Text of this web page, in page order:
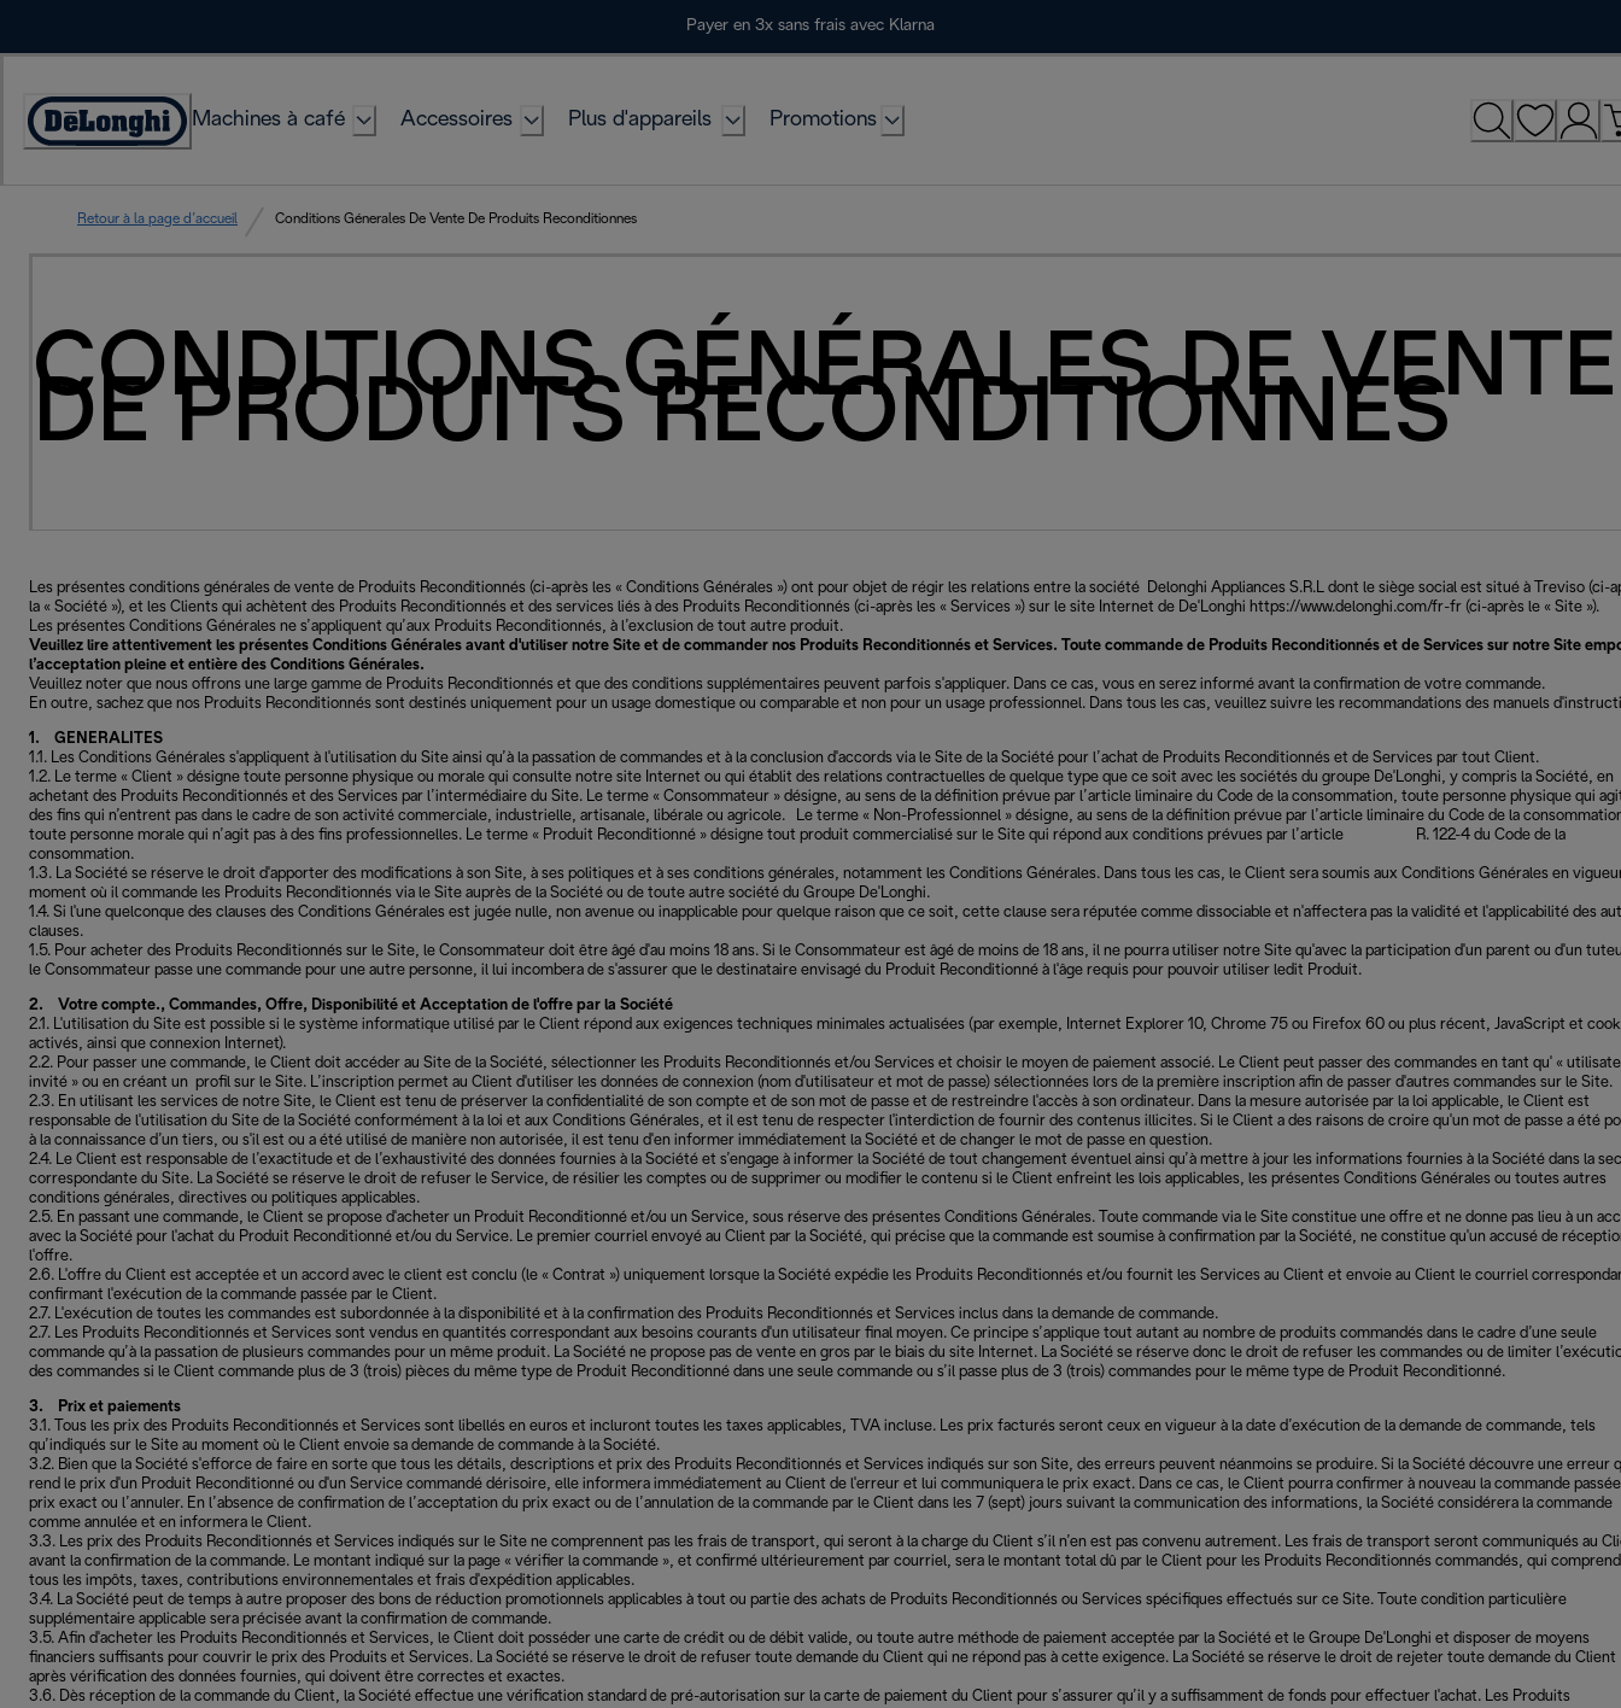
Payer en 3x sans frais avec Klarna
Déclaration
Machines à café Accessoires Plus d'appareils Promotions
Retour à la page d’accueil Conditions Génerales De Vente De Produits Reconditionnes
CONDITIONS GÉNÉRALES DE VENTE
DE PRODUITS RECONDITIONNES
Les présentes conditions générales de vente de Produits Reconditionnés (ci-après les « Conditions Générales ») ont pour objet de régir les relations entre la société Delonghi Appliances S.R.L dont le siège social est situé à Treviso (ci-
la « Société »), et les Clients qui achètent des Produits Reconditionnés et des services liés à des Produits Reconditionnés (ci-après les « Services ») sur le site Internet de De'Longhi https://www.delonghi.com/fr-fr (ci-après le « Site »).
Les présentes Conditions Générales ne s’appliquent qu’aux Produits Reconditionnés, à l’exclusion de tout autre produit.
Veuillez lire attentivement les présentes Conditions Générales avant d'utiliser notre Site et de commander nos Produits Reconditionnés et Services. Toute commande de Produits Reconditionnés et de Services sur notre Site
l’acceptation pleine et entière des Conditions Générales.
Veuillez noter que nous offrons une large gamme de Produits Reconditionnés et que des conditions supplémentaires peuvent parfois s'appliquer. Dans ce cas, vous en serez informé avant la confirmation de votre commande.
En outre, sachez que nos Produits Reconditionnés sont destinés uniquement pour un usage domestique ou comparable et non pour un usage professionnel. Dans tous les cas, veuillez suivre les recommandations des manuels
1. GENERALITES
1.1. Les Conditions Générales s'appliquent à l'utilisation du Site ainsi qu’à la passation de commandes et à la conclusion d'accords via le Site de la Société pour l’achat de Produits Reconditionnés et de Services par tout Client.
1.2. Le terme « Client » désigne toute personne physique ou morale qui consulte notre site Internet ou qui établit des relations contractuelles de quelque type que ce soit avec les sociétés du groupe De'Longhi, y compris la Société, en
achetant des Produits Reconditionnés et des Services par l’intermédiaire du Site. Le terme « Consommateur » désigne, au sens de la définition prévue par l’article liminaire du Code de la consommation, toute personne physique qui
des fins qui n’entrent pas dans le cadre de son activité commerciale, industrielle, artisanale, libérale ou agricole. Le terme « Non-Professionnel » désigne, au sens de la définition prévue par l’article liminaire du Code de la
toute personne morale qui n’agit pas à des fins professionnelles. Le terme « Produit Reconditionné » désigne tout produit commercialisé sur le Site qui répond aux conditions prévues par l’article R. 122-4 du Code de la
consommation.
1.3. La Société se réserve le droit d'apporter des modifications à son Site, à ses politiques et à ses conditions générales, notamment les Conditions Générales. Dans tous les cas, le Client sera soumis aux Conditions Générales en
moment où il commande les Produits Reconditionnés via le Site auprès de la Société ou de toute autre société du Groupe De'Longhi.
1.4. Si l'une quelconque des clauses des Conditions Générales est jugée nulle, non avenue ou inapplicable pour quelque raison que ce soit, cette clause sera réputée comme dissociable et n'affectera pas la validité et l'applicabilité des
clauses.
1.5. Pour acheter des Produits Reconditionnés sur le Site, le Consommateur doit être âgé d'au moins 18 ans. Si le Consommateur est âgé de moins de 18 ans, il ne pourra utiliser notre Site qu'avec la participation d'un parent ou d'un
le Consommateur passe une commande pour une autre personne, il lui incombera de s'assurer que le destinataire envisagé du Produit Reconditionné à l'âge requis pour pouvoir utiliser ledit Produit.
2. Votre compte., Commandes, Offre, Disponibilité et Acceptation de l'offre par la Société
2.1. L'utilisation du Site est possible si le système informatique utilisé par le Client répond aux exigences techniques minimales actualisées (par exemple, Internet Explorer 10, Chrome 75 ou Firefox 60 ou plus récent, JavaScript et
activés, ainsi que connexion Internet).
2.2. Pour passer une commande, le Client doit accéder au Site de la Société, sélectionner les Produits Reconditionnés et/ou Services et choisir le moyen de paiement associé. Le Client peut passer des commandes en tant qu' «
invité » ou en créant un profil sur le Site. L’inscription permet au Client d'utiliser les données de connexion (nom d'utilisateur et mot de passe) sélectionnées lors de la première inscription afin de passer d'autres commandes sur le Site.
2.3. En utilisant les services de notre Site, le Client est tenu de préserver la confidentialité de son compte et de son mot de passe et de restreindre l'accès à son ordinateur. Dans la mesure autorisée par la loi applicable, le Client est
responsable de l'utilisation du Site de la Société conformément à la loi et aux Conditions Générales, et il est tenu de respecter l'interdiction de fournir des contenus illicites. Si le Client a des raisons de croire qu'un mot de passe a été
à la connaissance d’un tiers, ou s'il est ou a été utilisé de manière non autorisée, il est tenu d'en informer immédiatement la Société et de changer le mot de passe en question.
2.4. Le Client est responsable de l’exactitude et de l’exhaustivité des données fournies à la Société et s’engage à informer la Société de tout changement éventuel ainsi qu’à mettre à jour les informations fournies à la Société dans la
correspondante du Site. La Société se réserve le droit de refuser le Service, de résilier les comptes ou de supprimer ou modifier le contenu si le Client enfreint les lois applicables, les présentes Conditions Générales ou toutes autres
conditions générales, directives ou politiques applicables.
2.5. En passant une commande, le Client se propose d'acheter un Produit Reconditionné et/ou un Service, sous réserve des présentes Conditions Générales. Toute commande via le Site constitue une offre et ne donne pas lieu à un
avec la Société pour l'achat du Produit Reconditionné et/ou du Service. Le premier courriel envoyé au Client par la Société, qui précise que la commande est soumise à confirmation par la Société, ne constitue qu'un accusé de
l'offre.
2.6. L'offre du Client est acceptée et un accord avec le client est conclu (le « Contrat ») uniquement lorsque la Société expédie les Produits Reconditionnés et/ou fournit les Services au Client et envoie au Client le courriel
confirmant l'exécution de la commande passée par le Client.
2.7. L'exécution de toutes les commandes est subordonnée à la disponibilité et à la confirmation des Produits Reconditionnés et Services inclus dans la demande de commande.
2.7. Les Produits Reconditionnés et Services sont vendus en quantités correspondant aux besoins courants d'un utilisateur final moyen. Ce principe s’applique tout autant au nombre de produits commandés dans le cadre d’une seule
commande qu’à la passation de plusieurs commandes pour un même produit. La Société ne propose pas de vente en gros par le biais du site Internet. La Société se réserve donc le droit de refuser les commandes ou de limiter
des commandes si le Client commande plus de 3 (trois) pièces du même type de Produit Reconditionné dans une seule commande ou s’il passe plus de 3 (trois) commandes pour le même type de Produit Reconditionné.
3. Prix et paiements
3.1. Tous les prix des Produits Reconditionnés et Services sont libellés en euros et incluront toutes les taxes applicables, TVA incluse. Les prix facturés seront ceux en vigueur à la date d’exécution de la demande de commande, tels
qu’indiqués sur le Site au moment où le Client envoie sa demande de commande à la Société.
3.2. Bien que la Société s'efforce de faire en sorte que tous les détails, descriptions et prix des Produits Reconditionnés et Services indiqués sur son Site, des erreurs peuvent néanmoins se produire. Si la Société découvre une erreur
rend le prix d'un Produit Reconditionné ou d'un Service commandé dérisoire, elle informera immédiatement au Client de l'erreur et lui communiquera le prix exact. Dans ce cas, le Client pourra confirmer à nouveau la commande
prix exact ou l’annuler. En l’absence de confirmation de l’acceptation du prix exact ou de l’annulation de la commande par le Client dans les 7 (sept) jours suivant la communication des informations, la Société considérera la commande
comme annulée et en informera le Client.
3.3. Les prix des Produits Reconditionnés et Services indiqués sur le Site ne comprennent pas les frais de transport, qui seront à la charge du Client s’il n’en est pas convenu autrement. Les frais de transport seront communiqués au
avant la confirmation de la commande. Le montant indiqué sur la page « vérifier la commande », et confirmé ultérieurement par courriel, sera le montant total dû par le Client pour les Produits Reconditionnés commandés, qui
tous les impôts, taxes, contributions environnementales et frais d'expédition applicables.
3.4. La Société peut de temps à autre proposer des bons de réduction promotionnels applicables à tout ou partie des achats de Produits Reconditionnés ou Services spécifiques effectués sur ce Site. Toute condition particulière
supplémentaire applicable sera précisée avant la confirmation de commande.
3.5. Afin d'acheter les Produits Reconditionnés et Services, le Client doit posséder une carte de crédit ou de débit valide, ou toute autre méthode de paiement acceptée par la Société et le Groupe De'Longhi et disposer de moyens
financiers suffisants pour couvrir le prix des Produits et Services. La Société se réserve le droit de refuser toute demande du Client qui ne répond pas à cette exigence. La Société se réserve le droit de rejeter toute demande du Client
après vérification des données fournies, qui doivent être correctes et exactes.
3.6. Dès réception de la commande du Client, la Société effectue une vérification standard de pré-autorisation sur la carte de paiement du Client pour s’assurer qu’il y a suffisamment de fonds pour effectuer l'achat. Les Produits